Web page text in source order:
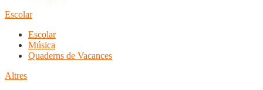
Escolar
Escolar
Música
Quaderns de Vacances
Altres